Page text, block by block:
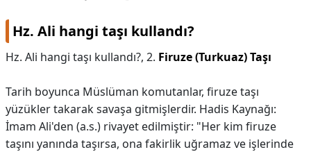
Hz. Ali hangi taşı kullandı?
Hz. Ali hangi taşı kullandı?, 2. Firuze (Turkuaz) Taşı
Tarih boyunca Müslüman komutanlar, firuze taşı
yüzükler takarak savaşa gitmişlerdir. Hadis Kaynağı:
İmam Ali'den (a.s.) rivayet edilmiştir: "Her kim firuze
taşını yanında taşırsa, ona fakirlik uğramaz ve işlerinde